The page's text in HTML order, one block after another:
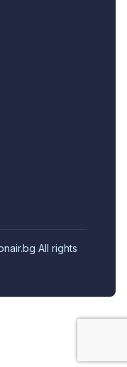
All rights